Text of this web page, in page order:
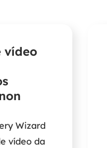
vídeo
Wizard
vídeo da